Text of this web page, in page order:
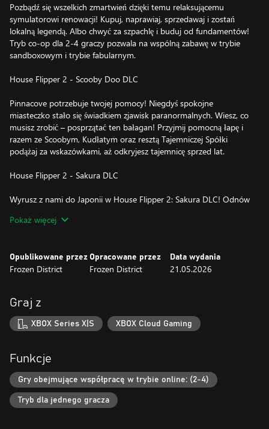
Pozbądź się wszelkich zmartwień dzięki temu relaksującemu
symulatorowi renowacji! Kupuj, naprawiaj, sprzedawaj i zostań
lokalną legendą. Albo chwyć za szpachlę i buduj od fundamentów!
Tryb co-op dla 2-4 graczy pozwala na wspólną zabawę w trybie
sandboxowym i trybie fabularnym.
House Flipper 2 - Scooby Doo DLC
Pinnacove potrzebuje twojej pomocy! Niegdyś spokojne
miasteczko stało się świadkiem zjawisk paranormalnych. Wiesz, co
musisz zrobić – posprzątać ten bałagan! Przyjmij pomocną łapę i
razem ze Scoobym, Kudłatym oraz resztą Tajemniczej Spółki
podążaj za wskazówkami, aż odkryjesz tajemnicę sprzed lat.
House Flipper 2 - Sakura DLC
Wyrusz z nami do Japonii w House Flipper 2: Sakura DLC! Odnów
zainspirowanych Japonią przedmiotów, aby zbudować własny,
Pokaż więcej
Opublikowane przez
Frozen District
Opracowane przez
Frozen District
Data wydania
21.05.2026
Graj z
XBOX Series X|S XBOX Cloud Gaming
Funkcje
Gry obejmujące współpracę w trybie online: (2-4)
Tryb dla jednego gracza